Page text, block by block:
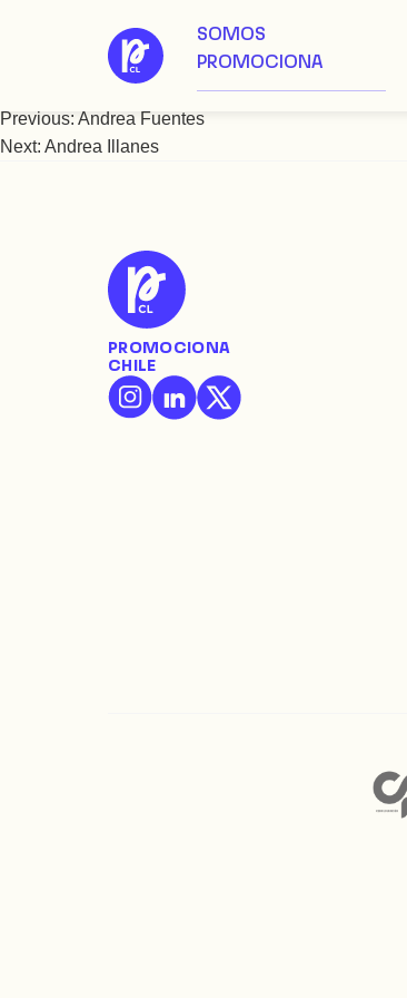
SOMOS
PROMOCIONA
Andrea Gomien
Navegación
Previous: Andrea Fuentes
Next: Andrea Illanes
PROMOCIONA
CHILE